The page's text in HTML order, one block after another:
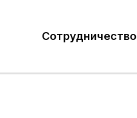
Сотрудничество